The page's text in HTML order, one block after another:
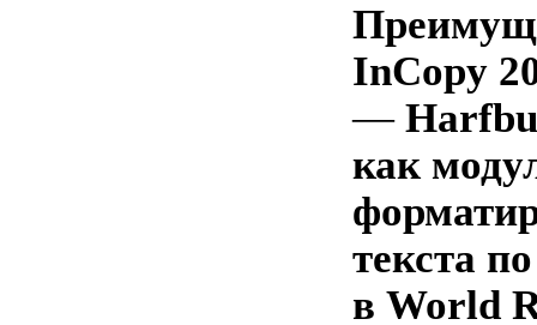
InCopy
—
как
текста
в World